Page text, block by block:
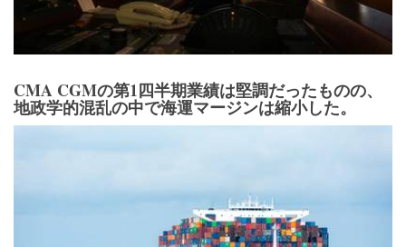
CMA CGMの第1四半期業績は堅調だったものの、
地政学的混乱の中で海運マージンは縮小した。